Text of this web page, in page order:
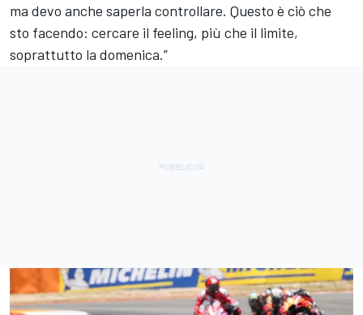
ma devo anche saperla controllare. Questo è ciò che
sto facendo: cercare il feeling, più che il limite,
soprattutto la domenica.”